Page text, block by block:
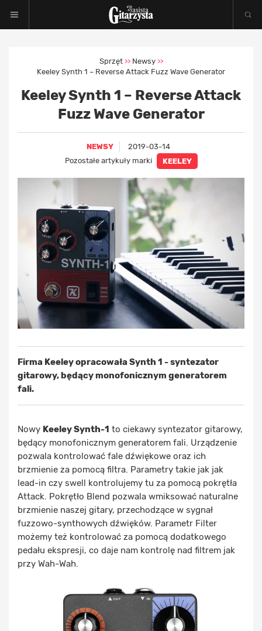
Sprzęt >> Newsy >>
Keeley Synth 1 – Reverse Attack Fuzz Wave Generator
Keeley Synth 1 – Reverse Attack
Fuzz Wave Generator
NEWSY
2019-03-14
Pozostałe artykuły marki
KEELEY
Firma Keeley opracowała Synth 1 - syntezator
gitarowy, będący monofonicznym generatorem
fali.
Nowy Keeley Synth-1 to ciekawy syntezator gitarowy,
będący monofonicznym generatorem fali. Urządzenie
pozwala kontrolować fale dźwiękowe oraz ich
brzmienie za pomocą filtra. Parametry takie jak jak
lead-in czy swell kontrolujemy tu za pomocą pokrętła
Attack. Pokrętło Blend pozwala wmiksować naturalne
brzmienie naszej gitary, przechodzące w sygnał
fuzzowo-synthowych dźwięków. Parametr Filter
możemy też kontrolować za pomocą dodatkowego
pedału ekspresji, co daje nam kontrolę nad filtrem jak
przy Wah-Wah.